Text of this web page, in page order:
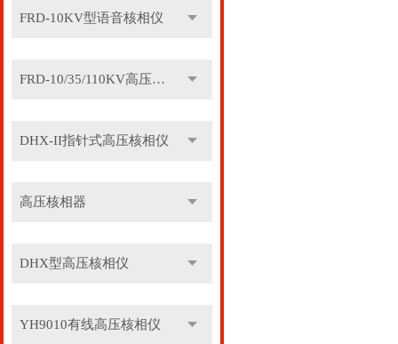
FRD-10KV型语音核相仪
FRD-10/35/110KV高压语音核相器
DHX-II指针式高压核相仪
高压核相器
DHX型高压核相仪
YH9010有线高压核相仪